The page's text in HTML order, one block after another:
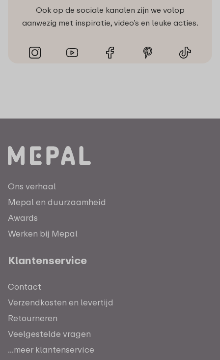
Ook op de sociale kanalen zijn we volop
aanwezig met inspiratie, video’s en leuke acties.
Ons verhaal
Mepal en duurzaamheid
Awards
Werken bij Mepal
Klantenservice
Contact
Verzendkosten en levertijd
Retourneren
Veelgestelde vragen
...meer klantenservice